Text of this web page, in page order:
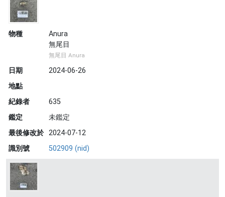
物種
Anura
無尾目
無尾目 Anura
日期
2024-06-26
地點
紀錄者
635
鑑定
未鑑定
最後修改於 2024-07-12
識別號
502909 (nid)